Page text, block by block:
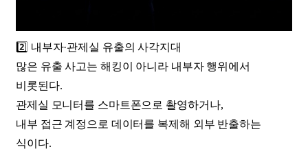
2️⃣ 내부자·관제실 유출의 사각지대
많은 유출 사고는 해킹이 아니라 내부자 행위에서
비롯된다.
관제실 모니터를 스마트폰으로 촬영하거나,
내부 접근 계정으로 데이터를 복제해 외부 반출하는
식이다.